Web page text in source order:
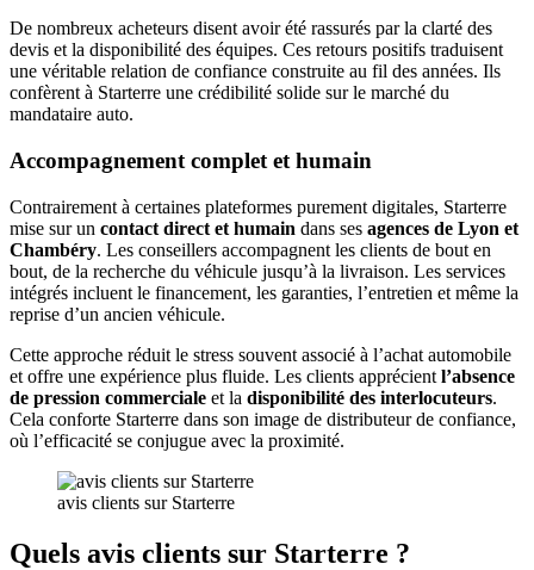
De nombreux acheteurs disent avoir été rassurés par la clarté des
devis et la disponibilité des équipes. Ces retours positifs traduisent
une véritable relation de confiance construite au fil des années. Ils
confèrent à Starterre une crédibilité solide sur le marché du
mandataire auto.
Accompagnement complet et humain
Contrairement à certaines plateformes purement digitales, Starterre
mise sur un contact direct et humain dans ses agences de Lyon et
Chambéry. Les conseillers accompagnent les clients de bout en
bout, de la recherche du véhicule jusqu’à la livraison. Les services
intégrés incluent le financement, les garanties, l’entretien et même la
reprise d’un ancien véhicule.
Cette approche réduit le stress souvent associé à l’achat automobile
et offre une expérience plus fluide. Les clients apprécient l’absence
de pression commerciale et la disponibilité des interlocuteurs.
Cela conforte Starterre dans son image de distributeur de confiance,
où l’efficacité se conjugue avec la proximité.
avis clients sur Starterre
Quels avis clients sur Starterre ?